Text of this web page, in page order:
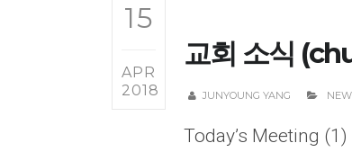
15
APR
2018
교회 소식
JUNYOUNG YANG
Today’s Meeting